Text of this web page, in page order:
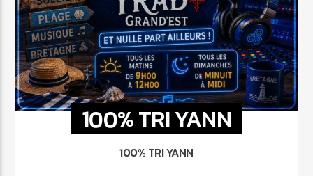
100% TRI YANN
100% TRI YANN